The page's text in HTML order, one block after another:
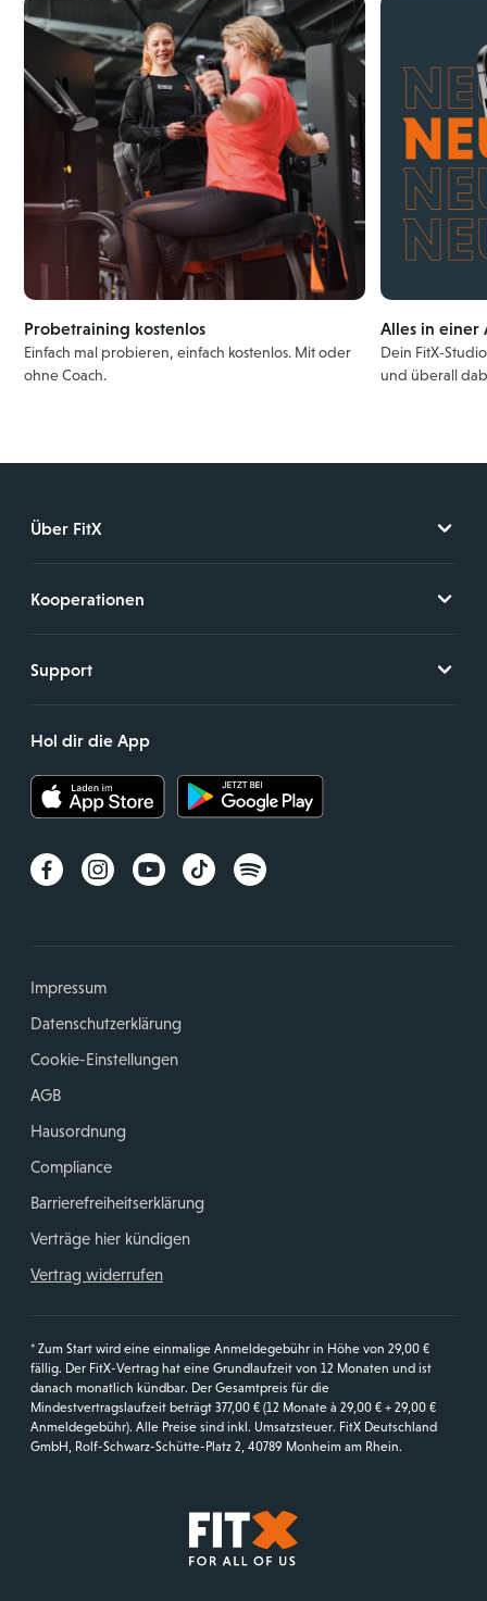
Probetraining kostenlos
Einfach mal probieren, einfach kostenlos. Mit oder
ohne Coach.
Alles in einer
Dein FitX-
und überall
Über FitX
Kooperationen
Support
Hol dir die App
Impressum
Datenschutzerklärung
Cookie-Einstellungen
AGB
Hausordnung
Compliance
Barrierefreiheitserklärung
Verträge hier kündigen
Vertrag widerrufen
* Zum Start wird eine einmalige Anmeldegebühr in Höhe von 29,00 €
fällig. Der FitX-Vertrag hat eine Grundlaufzeit von 12 Monaten und ist
danach monatlich kündbar. Der Gesamtpreis für die
Mindestvertragslaufzeit beträgt 377,00 € (12 Monate à 29,00 € + 29,00 €
Anmeldegebühr). Alle Preise sind inkl. Umsatzsteuer. FitX Deutschland
GmbH, Rolf-Schwarz-Schütte-Platz 2, 40789 Monheim am Rhein.
Startseite